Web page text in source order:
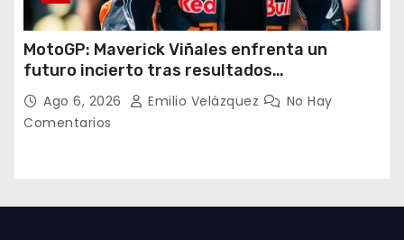
MotoGP: Maverick Viñales enfrenta un
futuro incierto tras resultados
decepcionantes
Ago 6, 2026 Emilio Velázquez
No Hay
Comentarios